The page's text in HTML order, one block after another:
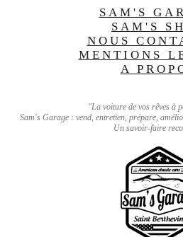
SAM'S
SAM'S
NOUS
MENTIONS
A
"La voiture de vos rêves à
Sam's Garage : vend, entretien, prépare,
Un savoir-faire